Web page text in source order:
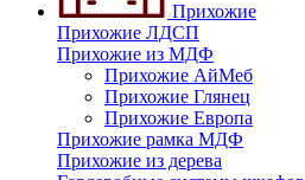
Прихожие
Прихожие ЛДСП
Прихожие из МДФ
Прихожие АйМеб
Прихожие Глянец
Прихожие Европа
Прихожие рамка МДФ
Прихожие из дерева